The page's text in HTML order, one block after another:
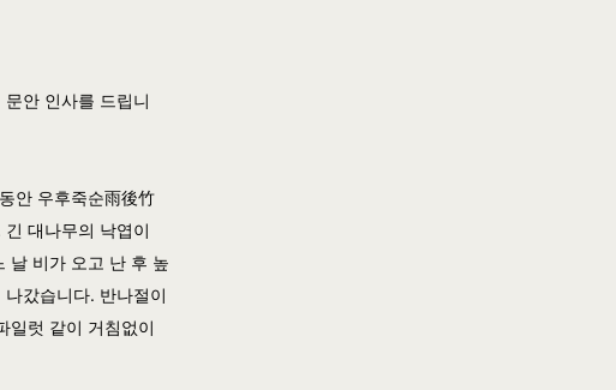
안 인사를 드립니
안 우후죽순雨後竹
대나무의 낙엽이
날 비가 오고 난 후 높
갔습니다. 반나절이
일럿 같이 거침없이